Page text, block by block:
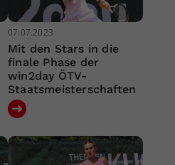
07.07.2023
Mit den Stars in die
finale Phase der
win2day ÖTV-
Staatsmeisterschaften